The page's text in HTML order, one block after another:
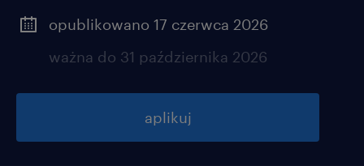
opublikowano 17 czerwca 2026
ważna do 31 października 2026
aplikuj